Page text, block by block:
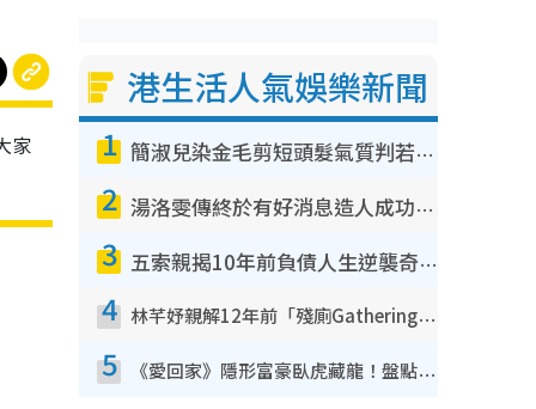
家
港生活人氣娛樂新聞
1 簡淑兒染金毛剪短頭髮氣質判若兩人！嚇壞老公麥大力都認唔出：「你做咩事？」
2 湯洛雯傳終於有好消息造人成功！兩大細節曝孕味極濃惹猜測：大肚婆先會咁！
3 五索親揭10年前負債人生逆襲奇蹟！全靠去一地方轉運後即遇上馬先生
4 林芊妤親解12年前「殘廁Gathering」真相！高層解約一句話重創尊嚴至今拒返TVB
5 《愛回家》隱形富豪臥虎藏龍！盤點12位財氣逼人的有錢藝人：呢位靚女3億身家唔憂做